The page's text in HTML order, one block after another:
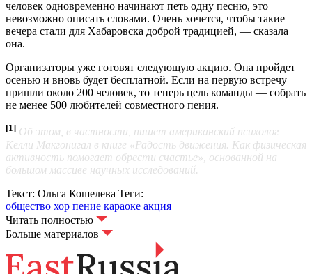
человек одновременно начинают петь одну песню, это
невозможно описать словами. Очень хочется, чтобы такие
вечера стали для Хабаровска доброй традицией, — сказала
она.
Организаторы уже готовят следующую акцию. Она пройдет
осенью и вновь будет бесплатной. Если на первую встречу
пришли около 200 человек, то теперь цель команды — собрать
не менее 500 любителей совместного пения.
[1] Об этом, в частности, пишет американский психолог
Келли Макгонигал в книге «Радость движения. Как физическая
активность помогает обрести счастье», основанной на
большом массиве научных исследований.
Текст: Ольга Кошелева Теги:
общество хор пение караоке акция
Читать полностью
Больше материалов